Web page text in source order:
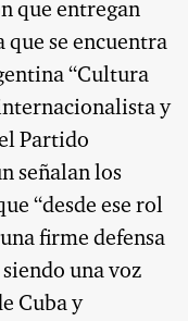
que entregan
se encuentra
“Cultura
y
Partido
señalan los
“desde ese rol
firme defensa
una voz
Cuba y